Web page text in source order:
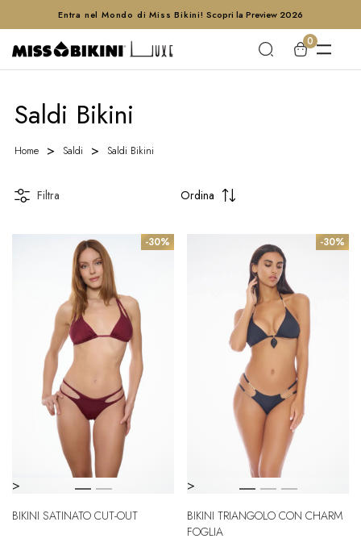
Entra nel Mondo di Miss Bikini! Scopri la Preview 2026
0
Saldi Bikini
Home Saldi Saldi Bikini
Filtra Ordina
-30%
>
BIKINI SATINATO CUT-OUT
-30%
>
BIKINI TRIANGOLO CON CHARM
FOGLIA